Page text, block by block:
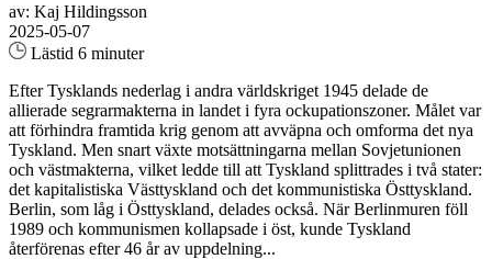
av: Kaj Hildingsson
2025-05-07
Lästid 6 minuter
Efter Tysklands nederlag i andra världskriget 1945 delade de
allierade segrarmakterna in landet i fyra ockupationszoner. Målet var
att förhindra framtida krig genom att avväpna och omforma det nya
Tyskland. Men snart växte motsättningarna mellan Sovjetunionen
och västmakterna, vilket ledde till att Tyskland splittrades i två stater:
det kapitalistiska Västtyskland och det kommunistiska Östtyskland.
Berlin, som låg i Östtyskland, delades också. När Berlinmuren föll
1989 och kommunismen kollapsade i öst, kunde Tyskland
återförenas efter 46 år av uppdelning...